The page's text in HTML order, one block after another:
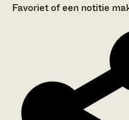
Favoriet of een notitie